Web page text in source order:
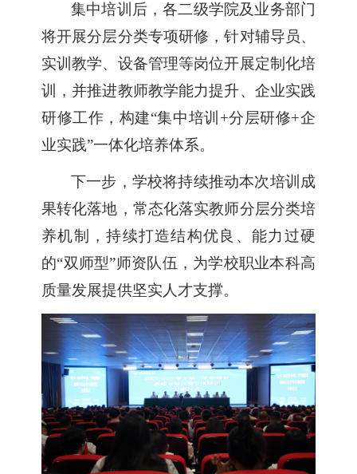
集中培训后，各二级学院及业务部门
将开展分层分类专项研修，针对辅导员、
实训教学、设备管理等岗位开展定制化培
训，并推进教师教学能力提升、企业实践
研修工作，构建“集中培训+分层研修+企
业实践”一体化培养体系。
下一步，学校将持续推动本次培训成
果转化落地，常态化落实教师分层分类培
养机制，持续打造结构优良、能力过硬
的“双师型”师资队伍，为学校职业本科高
质量发展提供坚实人才支撑。